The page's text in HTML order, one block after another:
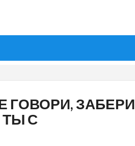
ГОВОРИ, ЗАБЕРИ
ТЫ С